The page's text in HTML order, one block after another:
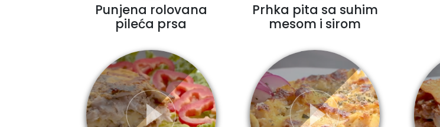
Punjena rolovana
pileća prsa
Prhka pita sa suhim
mesom i sirom